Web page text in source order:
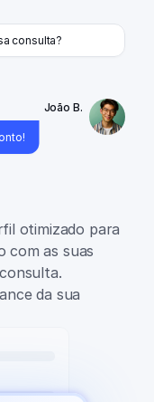
consulta?
João B.
otimizado para
com as suas
da sua